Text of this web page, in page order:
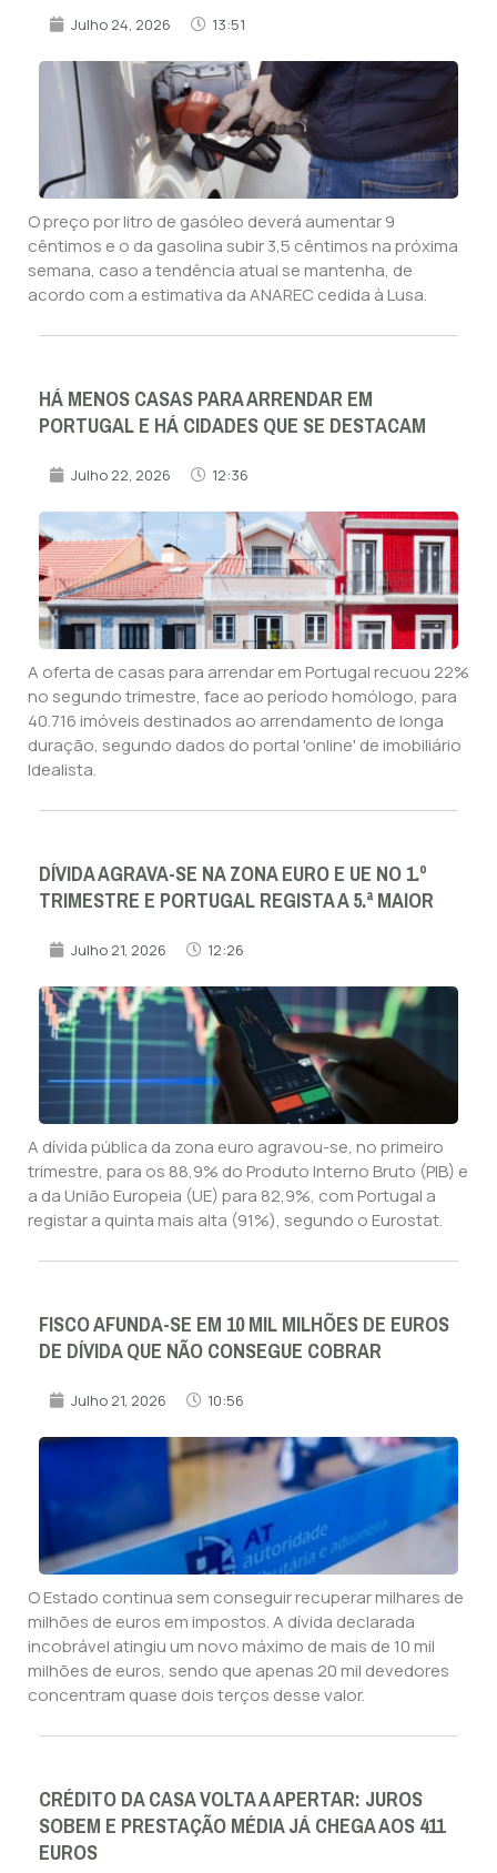
Julho 24, 2026 13:51
O preço por litro de gasóleo deverá aumentar 9
cêntimos e o da gasolina subir 3,5 cêntimos na próxima
semana, caso a tendência atual se mantenha, de
acordo com a estimativa da ANAREC cedida à Lusa.
HÁ MENOS CASAS PARA ARRENDAR EM
PORTUGAL E HÁ CIDADES QUE SE DESTACAM
Julho 22, 2026 12:36
A oferta de casas para arrendar em Portugal recuou 22%
no segundo trimestre, face ao período homólogo, para
40.716 imóveis destinados ao arrendamento de longa
duração, segundo dados do portal 'online' de imobiliário
Idealista.
DÍVIDA AGRAVA-SE NA ZONA EURO E UE NO 1.º
TRIMESTRE E PORTUGAL REGISTA A 5.ª MAIOR
Julho 21, 2026 12:26
A dívida pública da zona euro agravou-se, no primeiro
trimestre, para os 88,9% do Produto Interno Bruto (PIB) e
a da União Europeia (UE) para 82,9%, com Portugal a
registar a quinta mais alta (91%), segundo o Eurostat.
FISCO AFUNDA-SE EM 10 MIL MILHÕES DE EUROS
DE DÍVIDA QUE NÃO CONSEGUE COBRAR
Julho 21, 2026 10:56
O Estado continua sem conseguir recuperar milhares de
milhões de euros em impostos. A dívida declarada
incobrável atingiu um novo máximo de mais de 10 mil
milhões de euros, sendo que apenas 20 mil devedores
concentram quase dois terços desse valor.
CRÉDITO DA CASA VOLTA A APERTAR: JUROS
SOBEM E PRESTAÇÃO MÉDIA JÁ CHEGA AOS 411
EUROS